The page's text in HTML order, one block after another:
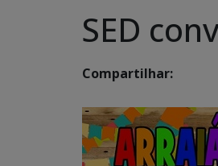
SED
Compartilhar: